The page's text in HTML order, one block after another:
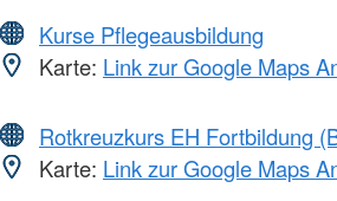
Kurse Pflegeausbildung
Karte: Link zur Google Maps
Rotkreuzkurs EH Fortbildung
Karte: Link zur Google Maps